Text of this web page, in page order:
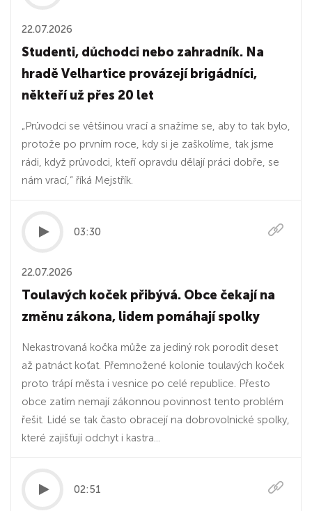
22.07.2026
Studenti, důchodci nebo zahradník. Na
hradě Velhartice provázejí brigádníci,
někteří už přes 20 let
„Průvodci se většinou vrací a snažíme se, aby to tak bylo,
protože po prvním roce, kdy si je zaškolíme, tak jsme
rádi, když průvodci, kteří opravdu dělají práci dobře, se
nám vrací,“ říká Mejstřík.
03:30
22.07.2026
Toulavých koček přibývá. Obce čekají na
změnu zákona, lidem pomáhají spolky
Nekastrovaná kočka může za jediný rok porodit deset
až patnáct koťat. Přemnožené kolonie toulavých koček
proto trápí města i vesnice po celé republice. Přesto
obce zatím nemají zákonnou povinnost tento problém
řešit. Lidé se tak často obracejí na dobrovolnické spolky,
které zajišťují odchyt i kastra...
02:51